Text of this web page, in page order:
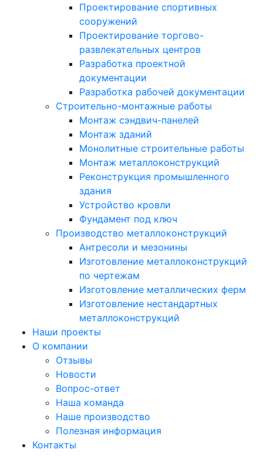
Проектирование спортивных
сооружений
Проектирование торгово-
развлекательных центров
Разработка проектной
документации
Разработка рабочей документации
Строительно-монтажные работы
Монтаж сэндвич-панелей
Монтаж зданий
Монолитные строительные работы
Монтаж металлоконструкций
Реконструкция промышленного
здания
Устройство кровли
Фундамент под ключ
Производство металлоконструкций
Антресоли и мезонины
Изготовление металлоконструкций
по чертежам
Изготовление металлических ферм
Изготовление нестандартных
металлоконструкций
Наши проекты
О компании
Отзывы
Новости
Вопрос-ответ
Наша команда
Наше производство
Полезная информация
Контакты